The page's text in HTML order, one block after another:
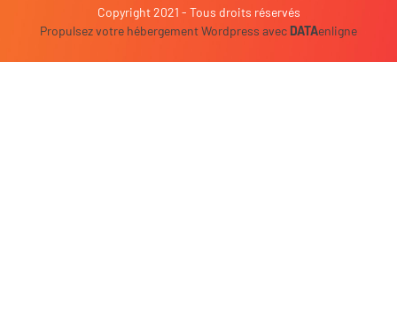
Copyright 2021 - Tous droits réservés
Propulsez votre hébergement Wordpress avecDATAenligne